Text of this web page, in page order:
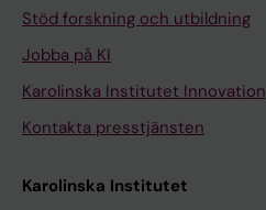
Stöd forskning och utbildning
Jobba på KI
Karolinska Institutet Innovation
Kontakta presstjänsten
Karolinska Institutet